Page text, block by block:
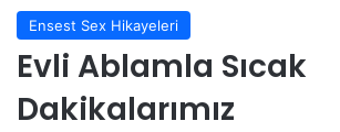
Ensest Sex Hikayeleri
Evli Ablamla Sıcak
Dakikalarımız